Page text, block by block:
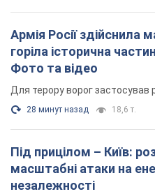
Армія Росії здійснила
горіла історична
Фото та відео
Для терору ворог застосував
28 минут назад 18,6 т.
Під прицілом – Київ:
масштабні атаки на
незалежності